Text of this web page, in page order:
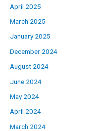
April 2025
March 2025
January 2025
December 2024
August 2024
June 2024
May 2024
April 2024
March 2024